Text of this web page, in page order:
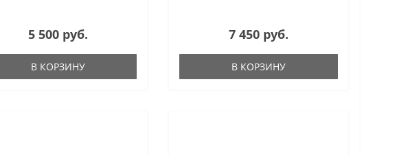
5 500 руб.
В КОРЗИНУ
7 450 руб.
В КОРЗИНУ